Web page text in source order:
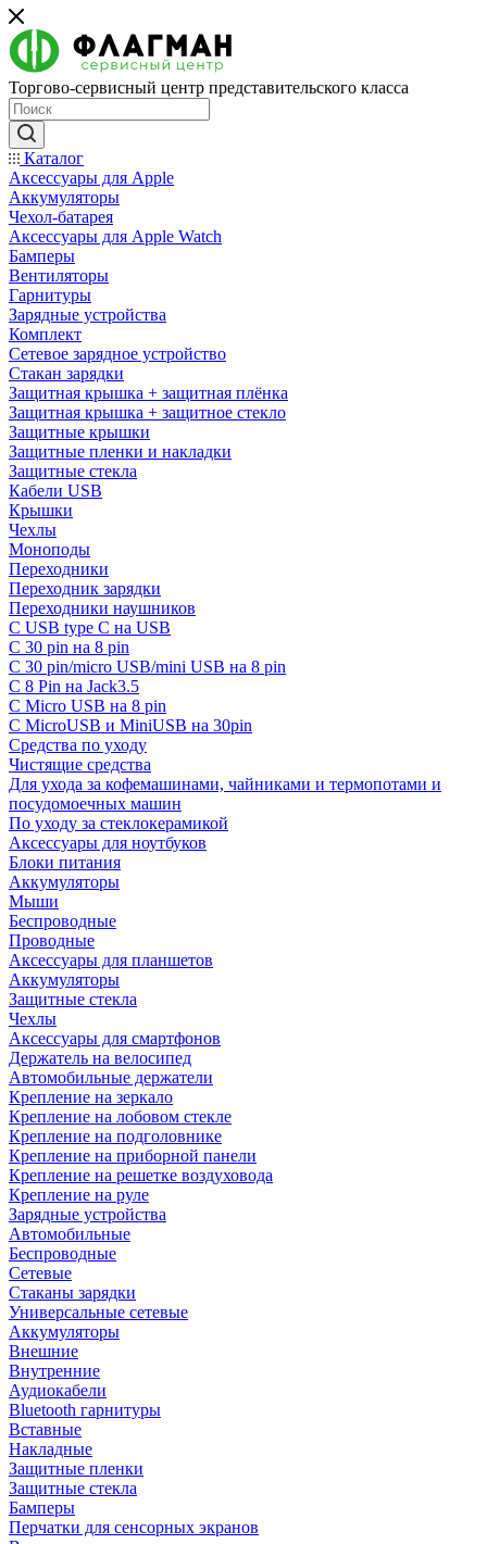
Торгово-сервисный центр представительского класса
Каталог
Аксессуары для Apple
Аккумуляторы
Чехол-батарея
Аксессуары для Apple Watch
Бамперы
Вентиляторы
Гарнитуры
Зарядные устройства
Комплект
Сетевое зарядное устройство
Стакан зарядки
Защитная крышка + защитная плёнка
Защитная крышка + защитное стекло
Защитные крышки
Защитные пленки и накладки
Защитные стекла
Кабели USB
Крышки
Чехлы
Моноподы
Переходники
Переходник зарядки
Переходники наушников
С USB type C на USB
С 30 pin на 8 pin
С 30 pin/micro USB/mini USB на 8 pin
С 8 Pin на Jack3.5
С Micro USB на 8 pin
С MicroUSB и MiniUSB на 30pin
Средства по уходу
Чистящие средства
Для ухода за кофемашинами, чайниками и термопотами и
посудомоечных машин
По уходу за стеклокерамикой
Аксессуары для ноутбуков
Блоки питания
Аккумуляторы
Мыши
Беспроводные
Проводные
Аксессуары для планшетов
Аккумуляторы
Защитные стекла
Чехлы
Аксессуары для смартфонов
Держатель на велосипед
Автомобильные держатели
Крепление на зеркало
Крепление на лобовом стекле
Крепление на подголовнике
Крепление на приборной панели
Крепление на решетке воздуховода
Крепление на руле
Зарядные устройства
Автомобильные
Беспроводные
Сетевые
Стаканы зарядки
Универсальные сетевые
Аккумуляторы
Внешние
Внутренние
Аудиокабели
Bluetooth гарнитуры
Вставные
Накладные
Защитные пленки
Защитные стекла
Бамперы
Перчатки для сенсорных экранов